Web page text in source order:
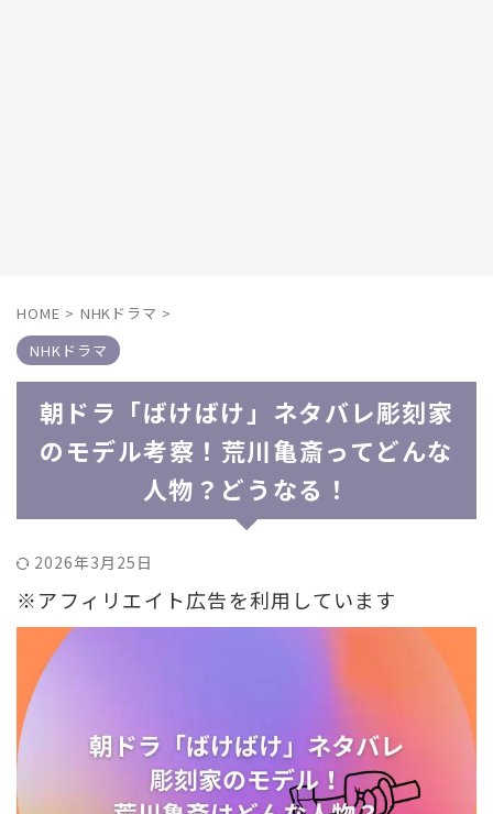
HOME > NHKドラマ >
NHKドラマ
朝ドラ「ばけばけ」ネタバレ彫刻家
のモデル考察！荒川亀斎ってどんな
人物？どうなる！
2026年3月25日
※アフィリエイト広告を利用しています